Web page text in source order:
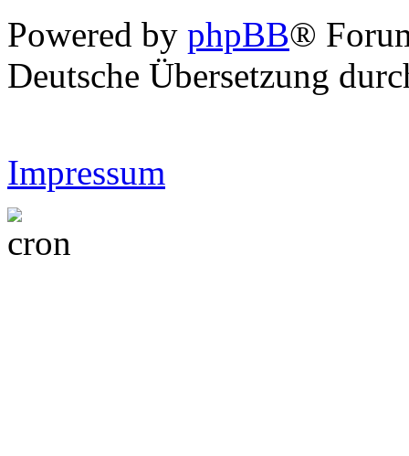
Powered by phpBB®
Deutsche Übersetzung
Impressum